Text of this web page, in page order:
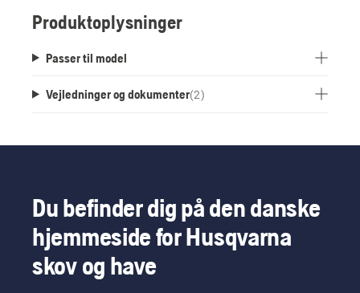
Produktoplysninger
Passer til model
Vejledninger og dokumenter(2)
Du befinder dig på den danske
hjemmeside for Husqvarna
skov og have